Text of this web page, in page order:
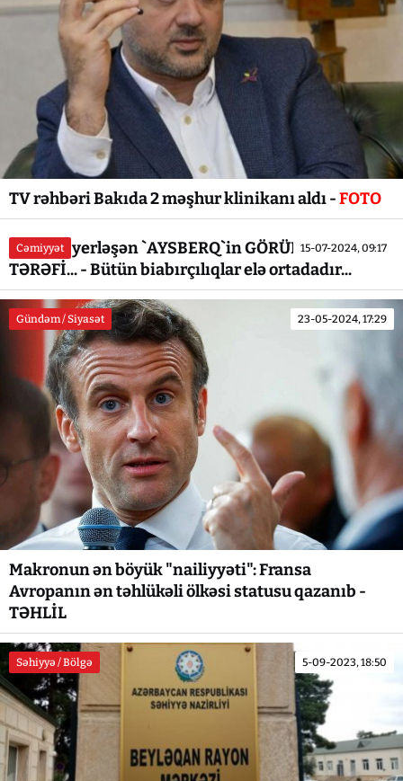
TV rəhbəri Bakıda 2 məşhur klinikanı aldı -FOTO
Cəmiyyət 15-07-2024, 09:17
Şıxovda yerləşən `AYSBERQ`in GÖRÜNƏN
TƏRƏFİ... - Bütün biabırçılıqlar elə ortadadır...
Gündəm / Siyasət 23-05-2024, 17:29
Makronun ən böyük "nailiyyəti": Fransa
Avropanın ən təhlükəli ölkəsi statusu qazanıb -
TƏHLİL
Səhiyyə / Bölgə 5-09-2023, 18:50